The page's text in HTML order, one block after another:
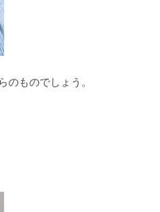
のものでしょう。